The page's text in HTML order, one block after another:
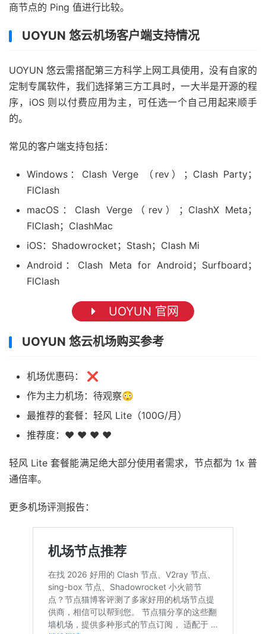
商节点的 Ping 值进行比较。
UOYUN 悠云机场客户端支持情况
UOYUN 悠云需搭配第三方科学上网工具使用，没有自家的
定制专属软件，我们选择第三方工具时，一大半是开源的程
序，iOS 则以付费应用为主，可任选一个自己用起来顺手
的。
常见的客户端支持包括：
Windows：Clash Verge （rev）；Clash Party；
FlClash
macOS：Clash Verge（rev）；ClashX Meta；
FlClash；ClashMac
iOS：Shadowrocket；Stash；Clash Mi
Android：Clash Meta for Android；Surfboard；
FlClash
UOYUN 官网
UOYUN 悠云机场购买参考
机场优惠码： ❌
作为主力机场：待观察😳
最推荐的套餐：轻风 Lite（100G/月）
推荐度：❤ ❤ ❤ ❤
轻风 Lite 套餐能满足绝大部分使用者需求，节点都为 1x 普
通倍率。
更多机场评测报告：